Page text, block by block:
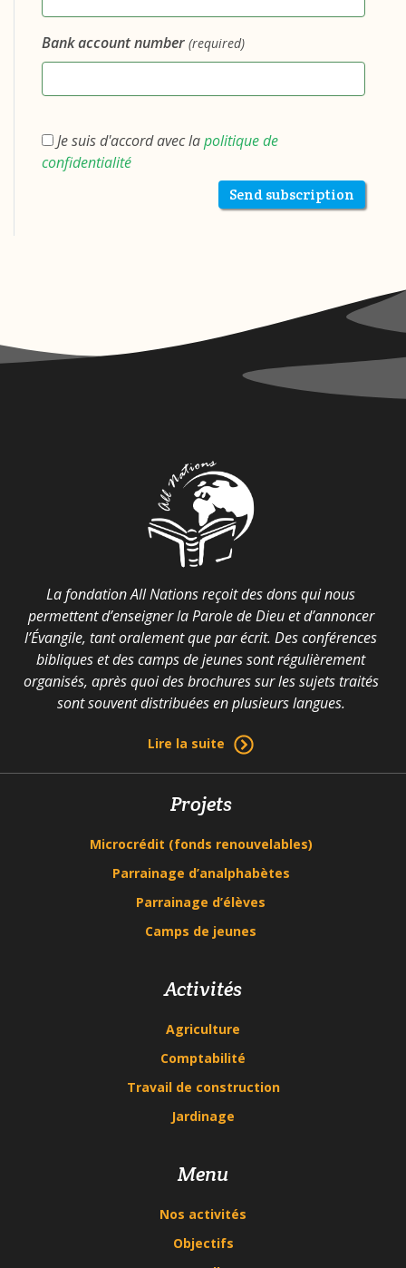
Bank account number (required)
Je suis d'accord avec lapolitique de
confidentialité
Send subscription
La fondation All Nations reçoit des dons qui nous
permettent d’enseigner la Parole de Dieu et d’annoncer
l’Évangile, tant oralement que par écrit. Des conférences
bibliques et des camps de jeunes sont régulièrement
organisés, après quoi des brochures sur les sujets traités
sont souvent distribuées en plusieurs langues.
Lire la suite
Projets
Microcrédit (fonds renouvelables)
Parrainage d’analphabètes
Parrainage d’élèves
Camps de jeunes
Activités
Agriculture
Comptabilité
Travail de construction
Jardinage
Menu
Nos activités
Objectifs